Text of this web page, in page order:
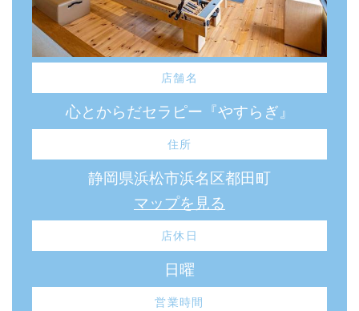
店舗名
心とからだセラピー『やすらぎ』
住所
静岡県浜松市浜名区都田町
マップを見る
店休日
日曜
営業時間